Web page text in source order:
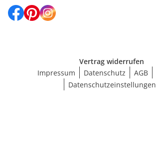
Vertrag widerrufen
Impressum
Datenschutz AGB
Datenschutzeinstellungen